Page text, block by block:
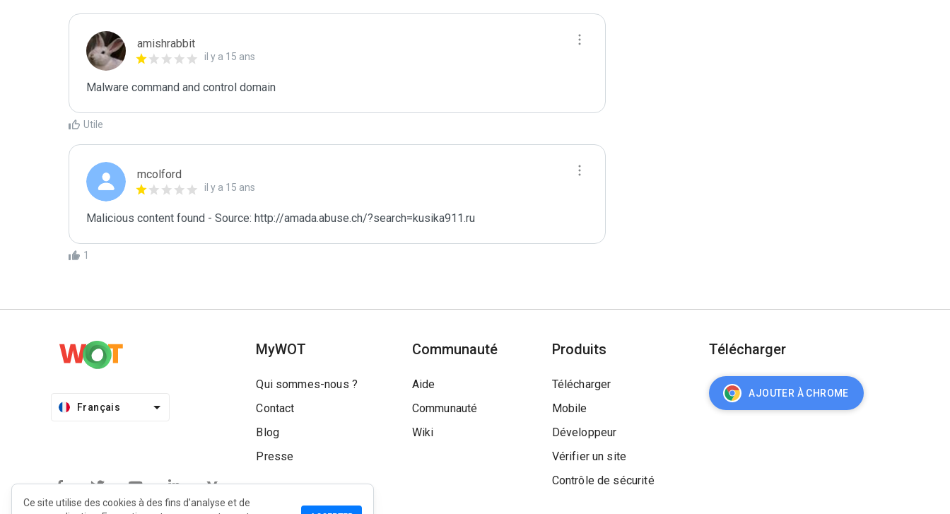
amishrabbit
il y a 15 ans
Malware command and control domain
Utile
mcolford
il y a 15 ans
Malicious content found - Source: http://amada.abuse.ch/?search=kusika911.ru
1
Français
MyWOT
Qui sommes-nous ?
Contact
Blog
Presse
Communauté
Aide
Communauté
Wiki
Produits
Télécharger
Mobile
Développeur
Vérifier un site
Contrôle de sécurité
Télécharger
AJOUTER À CHROME
Ce site utilise des cookies à des fins d'analyse et de